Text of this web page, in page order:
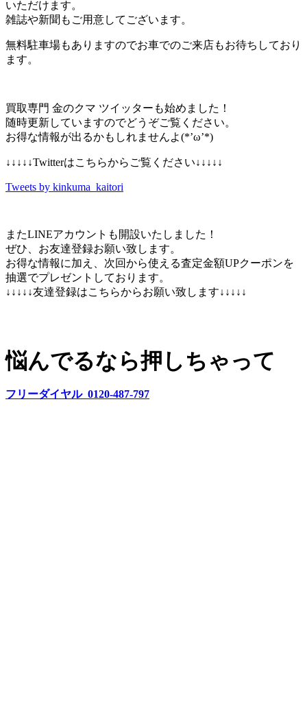
いただけます。
雑誌や新聞もご用意してございます。
無料駐車場もありますのでお車でのご来店もお待ちしており
ます。
買取専門 金のクマ ツイッターも始めました！
随時更新していますのでどうぞご覧ください。
お得な情報が出るかもしれませんよ(*’ω’*)
↓↓↓↓↓Twitterはこちらからご覧ください↓↓↓↓↓
Tweets by kinkuma_kaitori
またLINEアカウントも開設いたしました！
ぜひ、お友達登録お願い致します。
お得な情報に加え、次回から使える査定金額UPクーポンを
抽選でプレゼントしております。
↓↓↓↓↓友達登録はこちらからお願い致します↓↓↓↓↓
悩んでるなら押しちゃって
フリーダイヤル 0120-487-797